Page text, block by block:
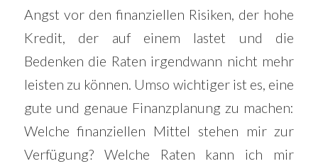
Angst vor den finanziellen Risiken, der hohe
Kredit, der auf einem lastet und die
Bedenken die Raten irgendwann nicht mehr
leisten zu können. Umso wichtiger ist es, eine
gute und genaue Finanzplanung zu machen:
Welche finanziellen Mittel stehen mir zur
Verfügung? Welche Raten kann ich mir